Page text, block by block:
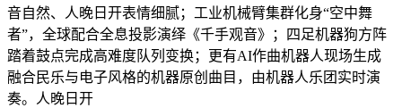
音自然、人晚日开表情细腻；工业机械臂集群化身“空中舞
者”，全球配合全息投影演绎《千手观音》；四足机器狗方阵
踏着鼓点完成高难度队列变换；更有AI作曲机器人现场生成
融合民乐与电子风格的机器原创曲目，由机器人乐团实时演
奏。人晚日开